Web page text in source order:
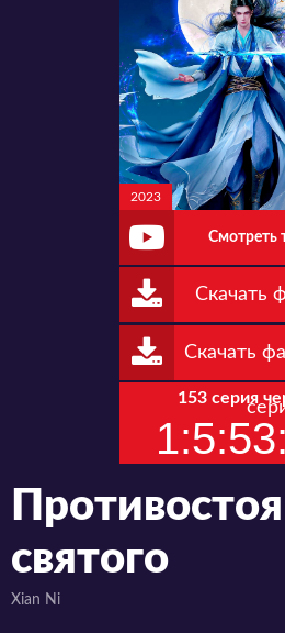
2023
Смотреть
Скачать
серии
Скачать
153 серия
святого
Xian Ni